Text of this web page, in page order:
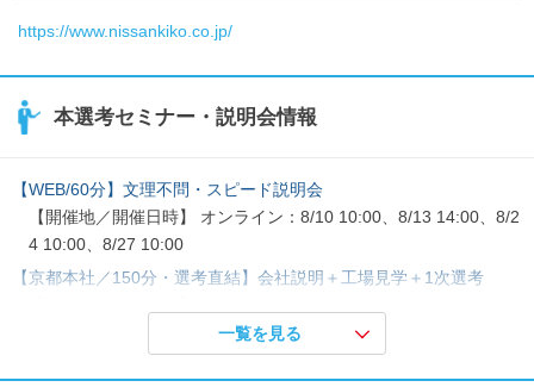
https://www.nissankiko.co.jp/
本選考セミナー・説明会情報
【WEB/60分】文理不問・スピード説明会
【開催地／開催日時】 オンライン：8/10 10:00、8/13 14:00、8/2
4 10:00、8/27 10:00
【京都本社／150分・選考直結】会社説明＋工場見学＋1次選考
一覧を見る